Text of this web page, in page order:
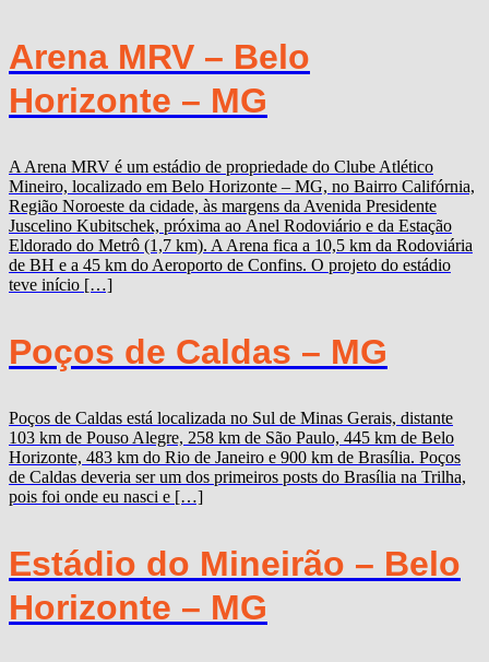
Arena MRV – Belo
Horizonte – MG
A Arena MRV é um estádio de propriedade do Clube Atlético
Mineiro, localizado em Belo Horizonte – MG, no Bairro Califórnia,
Região Noroeste da cidade, às margens da Avenida Presidente
Juscelino Kubitschek, próxima ao Anel Rodoviário e da Estação
Eldorado do Metrô (1,7 km). A Arena fica a 10,5 km da Rodoviária
de BH e a 45 km do Aeroporto de Confins. O projeto do estádio
teve início […]
Poços de Caldas – MG
Poços de Caldas está localizada no Sul de Minas Gerais, distante
103 km de Pouso Alegre, 258 km de São Paulo, 445 km de Belo
Horizonte, 483 km do Rio de Janeiro e 900 km de Brasília. Poços
de Caldas deveria ser um dos primeiros posts do Brasília na Trilha,
pois foi onde eu nasci e […]
Estádio do Mineirão – Belo
Horizonte – MG